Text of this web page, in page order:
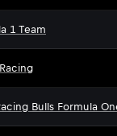
1 Team
Bulls Formula